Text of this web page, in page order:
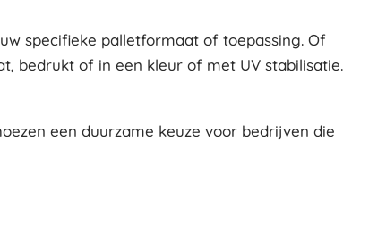
specifieke palletformaat of toepassing. Of
bedrukt of in een kleur of met UV stabilisatie.
een duurzame keuze voor bedrijven die